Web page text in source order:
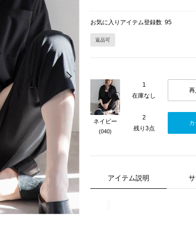
お気に入りアイテム登録数 95
返品可
ネイビー
(040)
1
在庫なし
2
残り3点
アイテム説明